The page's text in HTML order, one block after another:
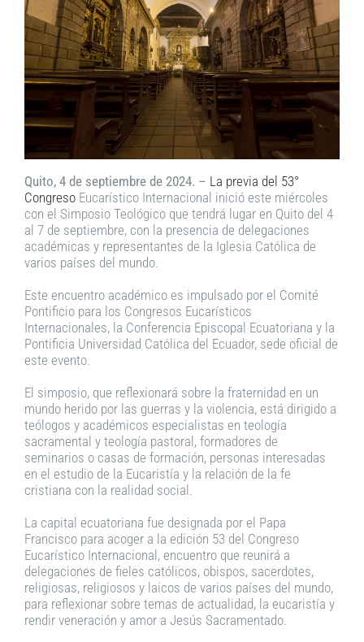
Quito, 4 de septiembre de 2024. – La previa del 53°
Congreso Eucarístico Internacional inició este miércoles
con el Simposio Teológico que tendrá lugar en Quito del 4
al 7 de septiembre, con la presencia de delegaciones
académicas y representantes de la Iglesia Católica de
varios países del mundo.
Este encuentro académico es impulsado por el Comité
Pontificio para los Congresos Eucarísticos
Internacionales, la Conferencia Episcopal Ecuatoriana y la
Pontificia Universidad Católica del Ecuador, sede oficial de
este evento.
El simposio, que reflexionará sobre la fraternidad en un
mundo herido por las guerras y la violencia, está dirigido a
teólogos y académicos especialistas en teología
sacramental y teología pastoral, formadores de
seminarios o casas de formación, personas interesadas
en el estudio de la Eucaristía y la relación de la fe
cristiana con la realidad social.
La capital ecuatoriana fue designada por el Papa
Francisco para acoger a la edición 53 del Congreso
Eucarístico Internacional, encuentro que reunirá a
delegaciones de fieles católicos, obispos, sacerdotes,
religiosas, religiosos y laicos de varios países del mundo,
para reflexionar sobre temas de actualidad, la eucaristía y
rendir veneración y amor a Jesús Sacramentado.